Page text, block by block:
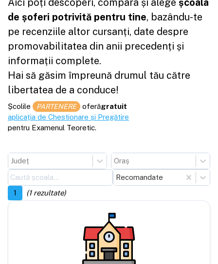
Aici poți descoperi, compara și alege școala
de șoferi potrivită pentru tine, bazându-te
pe recenziile altor cursanți, date despre
promovabilitatea din anii precedenți și
informații complete.
Hai să găsim împreună drumul tău către
libertatea de a conduce!
Școlile PARTENERE oferăgratuit
aplicația de Chestionare și Pregătire
pentru Examenul Teoretic.
Județ
Oraș
Recomandate
1
(1rezultate)